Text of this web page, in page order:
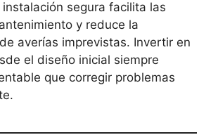
segura facilita las
y reduce la
averías imprevistas. Invertir en
el diseño inicial siempre
que corregir problemas